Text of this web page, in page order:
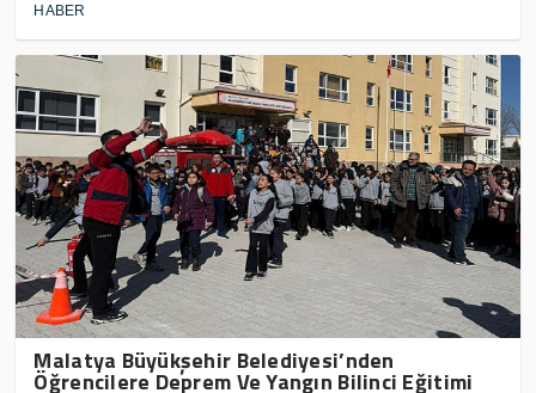
HABER
Malatya Büyükşehir Belediyesi’nden
Öğrencilere Deprem Ve Yangın Bilinci Eğitimi